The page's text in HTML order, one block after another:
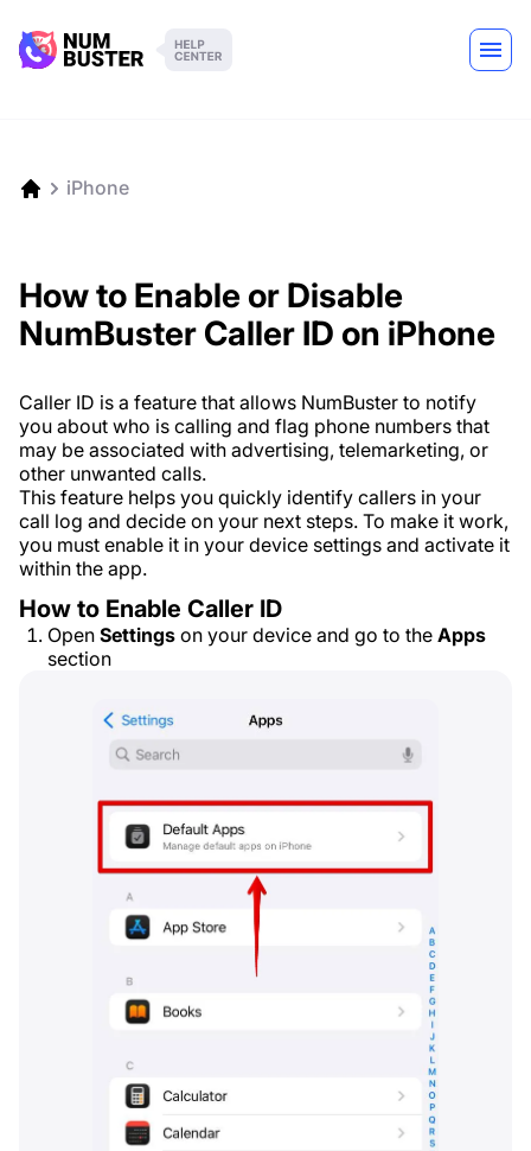
iPhone
How to Enable or Disable
NumBuster Caller ID on iPhone
Caller ID is a feature that allows NumBuster to notify
you about who is calling and flag phone numbers that
may be associated with advertising, telemarketing, or
other unwanted calls.
This feature helps you quickly identify callers in your
call log and decide on your next steps. To make it work,
you must enable it in your device settings and activate it
within the app.
How to Enable Caller ID
Open Settings on your device and go to the Apps
section